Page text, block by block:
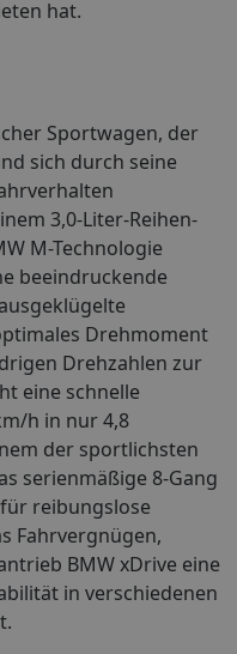
hat.
Sportwagen, der
sich durch seine
3,0-Liter-Reihen-
M-Technologie
beeindruckende
Drehmoment
Drehzahlen zur
eine schnelle
h in nur 4,8
der sportlichsten
serienmäßige 8-Gang
reibungslose
Fahrvergnügen,
BMW xDrive eine
in verschiedenen